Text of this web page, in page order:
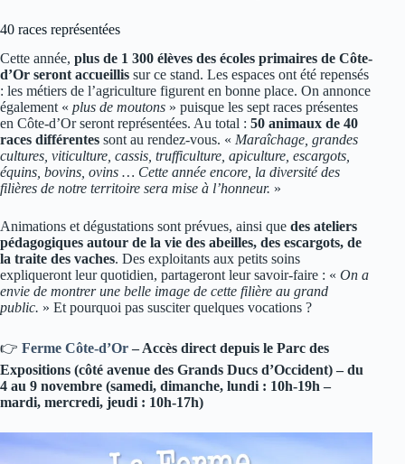
40 races représentées
Cette année, plus de 1 300 élèves des écoles primaires de Côte-
d’Or seront accueillis sur ce stand. Les espaces ont été repensés
: les métiers de l’agriculture figurent en bonne place. On annonce
également « plus de moutons » puisque les sept races présentes
en Côte-d’Or seront représentées. Au total : 50 animaux de 40
races différentes sont au rendez-vous. « Maraîchage, grandes
cultures, viticulture, cassis, trufficulture, apiculture, escargots,
équins, bovins, ovins … Cette année encore, la diversité des
filières de notre territoire sera mise à l’honneur. »
Animations et dégustations sont prévues, ainsi que des ateliers
pédagogiques autour de la vie des abeilles, des escargots, de
la traite des vaches. Des exploitants aux petits soins
expliqueront leur quotidien, partageront leur savoir-faire : « On a
envie de montrer une belle image de cette filière au grand
public. » Et pourquoi pas susciter quelques vocations ?
👉 Ferme Côte-d’Or– Accès direct depuis le Parc des
Expositions (côté avenue des Grands Ducs d’Occident) – du
4 au 9 novembre (samedi, dimanche, lundi : 10h-19h –
mardi, mercredi, jeudi : 10h-17h)